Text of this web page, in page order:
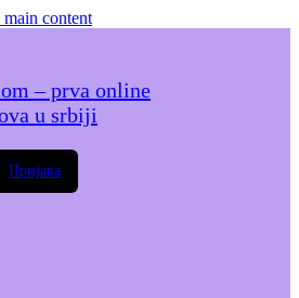
content
– prva online
u srbiji
Facebook
Пријава